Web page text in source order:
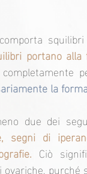
portano
la
segni di
Ciò